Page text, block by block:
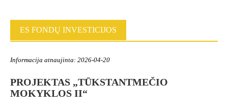
ES FONDŲ INVESTICIJOS
Informacija atnaujinta: 2026-04-20
PROJEKTAS „TŪKSTANTMEČIO
MOKYKLOS II“